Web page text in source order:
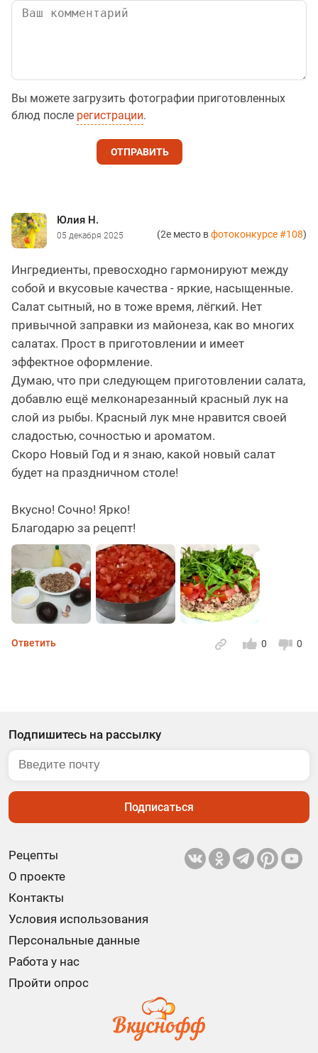
Вы можете загрузить фотографии приготовленных
блюд после регистрации.
ОТПРАВИТЬ
(2е место вфотоконкурсе #108)
Юлия Н.
05 декабря 2025
Ингредиенты, превосходно гармонируют между
собой и вкусовые качества - яркие, насыщенные.
Салат сытный, но в тоже время, лёгкий. Нет
привычной заправки из майонеза, как во многих
салатах. Прост в приготовлении и имеет
эффектное оформление.
Думаю, что при следующем приготовлении салата,
добавлю ещё мелконарезанный красный лук на
слой из рыбы. Красный лук мне нравится своей
сладостью, сочностью и ароматом.
Скоро Новый Год и я знаю, какой новый салат
будет на праздничном столе!
Вкусно! Сочно! Ярко!
Благодарю за рецепт!
0
0
Ответить
Рецепты
О проекте
Контакты
Условия использования
Персональные данные
Работа у нас
Пройти опрос
Подпишитесь на рассылку
Подписаться